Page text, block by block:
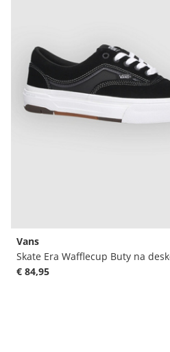
Vans
Skate Era Wafflecup Buty na
€ 84,95